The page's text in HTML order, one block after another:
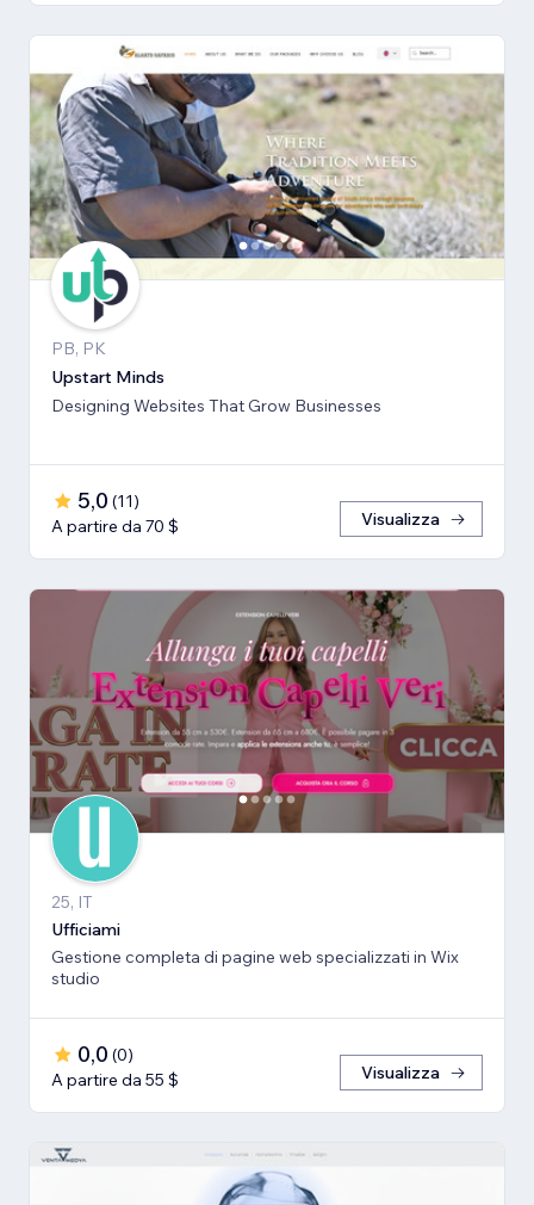
PB, PK
Upstart Minds
Designing Websites That Grow Businesses
5,0 (11)
A partire da 70 $
Visualizza
25, IT
Ufficiami
Gestione completa di pagine web specializzati in Wix
studio
0,0 (0)
A partire da 55 $
Visualizza